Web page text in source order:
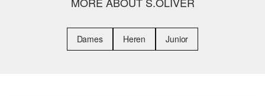
Dames Heren Junior